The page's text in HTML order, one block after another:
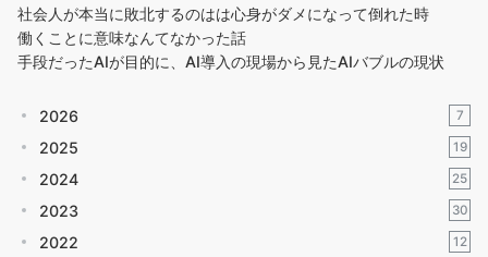
社会人が本当に敗北するのはは心身がダメになって倒れた時
働くことに意味なんてなかった話
手段だったAIが目的に、AI導入の現場から見たAIバブルの現状
2026 7
2025 19
2024 25
2023 30
2022 12